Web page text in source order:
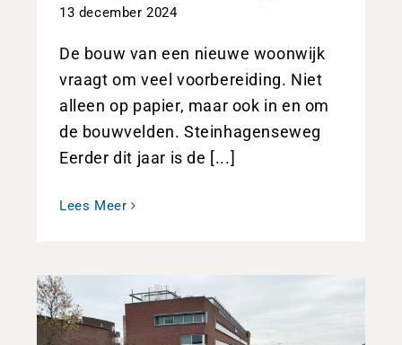
13 december 2024
De bouw van een nieuwe woonwijk
vraagt om veel voorbereiding. Niet
alleen op papier, maar ook in en om
de bouwvelden. Steinhagenseweg
Eerder dit jaar is de [...]
Lees Meer